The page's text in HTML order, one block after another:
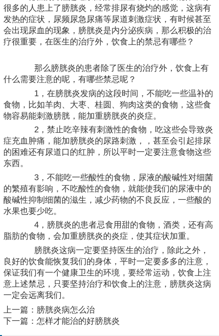
很多的人患上了膀胱炎，经常排尿有烧灼的感觉，这病有
发热的症状，尿频尿急尿痛等尿道刺激症状，有时候甚至
会出现尿血的现象，膀胱炎是内分泌疾病，那么积极的治
疗很重要，在医生的治疗外，饮食上的禁忌有哪些？
那么膀胱炎的患者除了医生的治疗外，饮食上有
什么需要注意的呢，有哪些禁忌呢？
1，在膀胱炎发病的这段时间，不能吃一些温补的
食物，比如羊肉、大枣、桂圆、狗肉这类的食物，这些食
物容易能刺激膀胱，能加重膀胱炎的炎症。
2，禁止吃辛辣有刺激性的食物，吃这些会导致炎
症充血肿痛，能加膀胱炎的尿路刺激，，甚至会引起排尿
的困难还有尿道口的红肿，所以平时一定要注意食物这些
东西。
3，不能吃一些酸性的食物，尿液的酸碱性对细菌
的繁殖有影响，不吃酸性的食物，就能使我们的尿液中的
酸碱性抑制细菌的滋生，减少药物的不良反应，一些酸的
水果也要少吃。
4，膀胱炎的患者忌食用甜的食物，酒类，还有高
脂肪的食物，会加重膀胱炎的炎症，使其症状加重。
膀胱炎这病一定要坚持医生的治疗，除此之外，
良好的饮食能恢复我们的身体，平时一定要多多的注意，
保证我们有一个健康卫生的环境，要经常运动，饮食上注
意上述禁忌，只要坚持治疗和饮食上的注意，膀胱炎这病
一定会远离我们。
上一篇： 膀胱炎病怎么治
下一篇： 怎样才能治的好膀胱炎